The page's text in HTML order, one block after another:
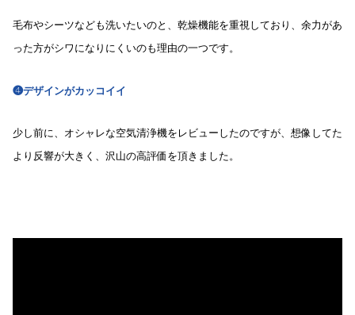
毛布やシーツなども洗いたいのと、乾燥機能を重視しており、余力があ
った方がシワになりにくいのも理由の一つです。
❹デザインがカッコイイ
少し前に、オシャレな空気清浄機をレビューしたのですが、想像してた
より反響が大きく、沢山の高評価を頂きました。